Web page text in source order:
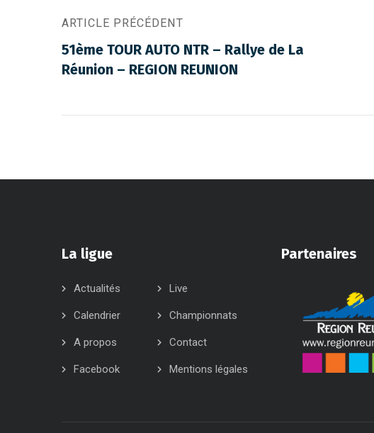
ARTICLE PRÉCÉDENT
51ème TOUR AUTO NTR – Rallye de La
Réunion – REGION REUNION
La ligue
Actualités Live
Calendrier Championnats
A propos Contact
Facebook Mentions légales
Partenaires